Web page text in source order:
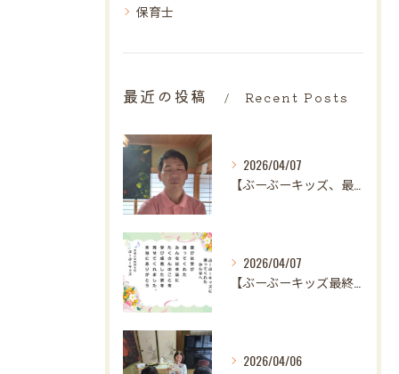
保育士
最近の投稿 Recent Posts
2026/04/07
2026/04/07
2026/04/06